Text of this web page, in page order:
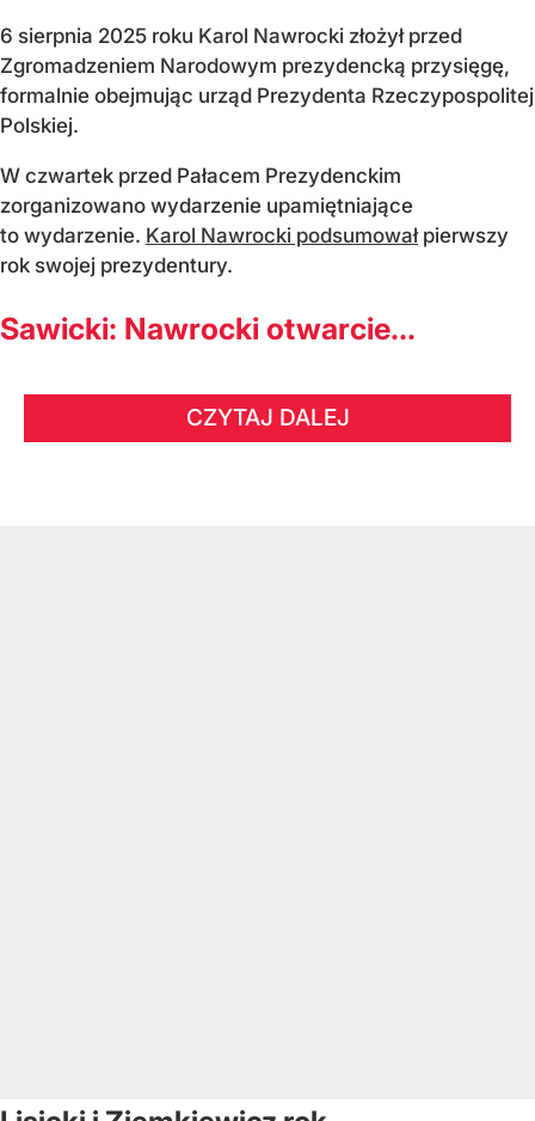
6 sierpnia 2025 roku Karol Nawrocki złożył przed
Zgromadzeniem Narodowym prezydencką przysięgę,
formalnie obejmując urząd Prezydenta Rzeczypospolitej
Polskiej.
W czwartek przed Pałacem Prezydenckim
zorganizowano wydarzenie upamiętniające
to wydarzenie. Karol Nawrocki podsumowałpierwszy
rok swojej prezydentury.
Sawicki: Nawrocki otwarcie...
CZYTAJ DALEJ